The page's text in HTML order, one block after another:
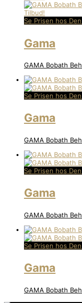
Se Prisen hos
Gama
GAMA Bobath
Se Prisen hos
Gama
GAMA Bobath
Se Prisen hos
Gama
GAMA Bobath
Se Prisen hos
Gama
GAMA Bobath